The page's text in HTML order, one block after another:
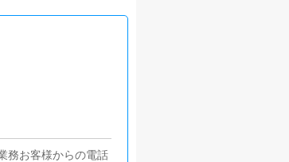
務お客様からの電話